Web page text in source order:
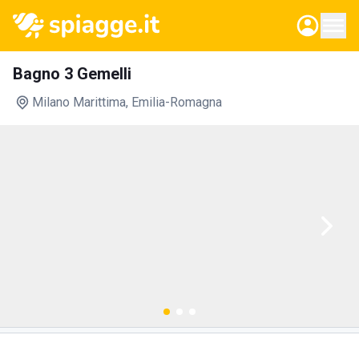
Bagno 3 Gemelli
Milano Marittima, Emilia-Romagna